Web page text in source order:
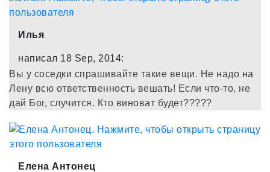
Илья
написал 18 Sep, 2014:
Вы у соседки спрашивайте такие вещи. Не надо на
Лену всю ответственность вешать! Если что-то, не
дай Бог, случится. Кто виноват будет?????
Елена Антонец